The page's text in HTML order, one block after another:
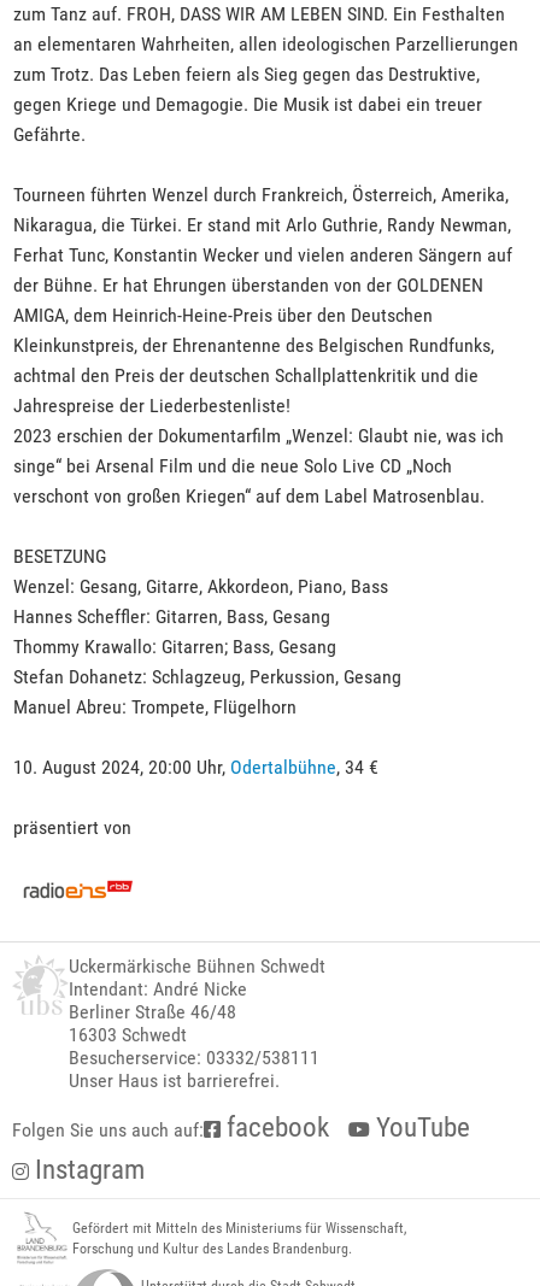
zum Tanz auf. FROH, DASS WIR AM LEBEN SIND. Ein Festhalten
an elementaren Wahrheiten, allen ideologischen Parzellierungen
zum Trotz. Das Leben feiern als Sieg gegen das Destruktive,
gegen Kriege und Demagogie. Die Musik ist dabei ein treuer
Gefährte.
Tourneen führten Wenzel durch Frankreich, Österreich, Amerika,
Nikaragua, die Türkei. Er stand mit Arlo Guthrie, Randy Newman,
Ferhat Tunc, Konstantin Wecker und vielen anderen Sängern auf
der Bühne. Er hat Ehrungen überstanden von der GOLDENEN
AMIGA, dem Heinrich-Heine-Preis über den Deutschen
Kleinkunstpreis, der Ehrenantenne des Belgischen Rundfunks,
achtmal den Preis der deutschen Schallplattenkritik und die
Jahrespreise der Liederbestenliste!
2023 erschien der Dokumentarfilm „Wenzel: Glaubt nie, was ich
singe“ bei Arsenal Film und die neue Solo Live CD „Noch
verschont von großen Kriegen“ auf dem Label Matrosenblau.
BESETZUNG
Wenzel: Gesang, Gitarre, Akkordeon, Piano, Bass
Hannes Scheffler: Gitarren, Bass, Gesang
Thommy Krawallo: Gitarren; Bass, Gesang
Stefan Dohanetz: Schlagzeug, Perkussion, Gesang
Manuel Abreu: Trompete, Flügelhorn
10. August 2024, 20:00 Uhr, Odertalbühne, 34 €
präsentiert von
Uckermärkische Bühnen Schwedt
Intendant: André Nicke
Berliner Straße 46/48
16303 Schwedt
Besucherservice: 03332/538111
Unser Haus ist barrierefrei.
Folgen Sie uns auch auf: facebook
YouTube
Instagram
Gefördert mit Mitteln des Ministeriums für Wissenschaft,
Forschung und Kultur des Landes Brandenburg.